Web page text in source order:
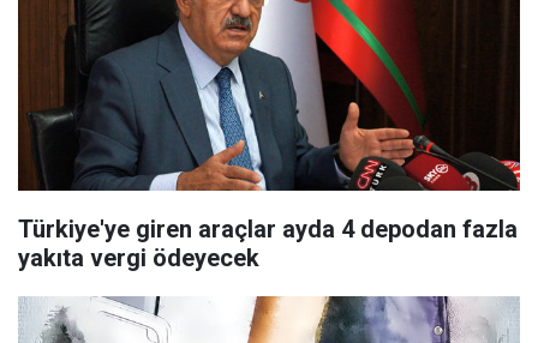
Türkiye'ye giren araçlar ayda 4 depodan fazla
yakıta vergi ödeyecek